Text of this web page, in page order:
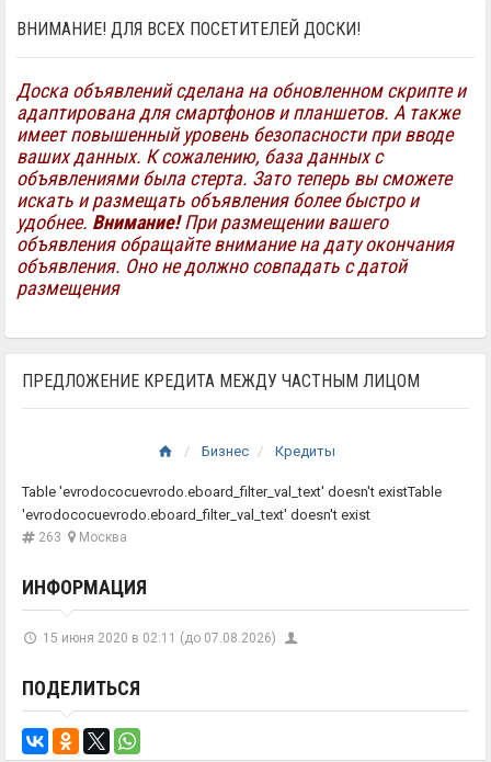
ВНИМАНИЕ! ДЛЯ ВСЕХ ПОСЕТИТЕЛЕЙ ДОСКИ!
Доска объявлений сделана на обновленном скрипте и
адаптирована для смартфонов и планшетов. А также
имеет повышенный уровень безопасности при вводе
ваших данных. К сожалению, база данных с
объявлениями была стерта. Зато теперь вы сможете
искать и размещать объявления более быстро и
удобнее. Внимание!При размещении вашего
объявления обращайте внимание на дату окончания
объявления. Оно не должно совпадать с датой
размещения
ПРЕДЛОЖЕНИЕ КРЕДИТА МЕЖДУ ЧАСТНЫМ ЛИЦОМ
Бизнес Кредиты
Table 'evrodococuevrodo.eboard_filter_val_text' doesn't existTable
'evrodococuevrodo.eboard_filter_val_text' doesn't exist
263 Москва
ИНФОРМАЦИЯ
15 июня 2020 в 02:11 (до 07.08.2026)
ПОДЕЛИТЬСЯ